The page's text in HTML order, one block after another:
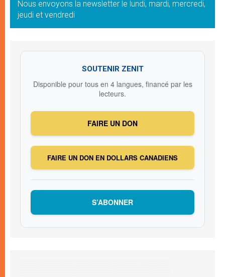
Nous envoyons la newsletter le lundi, mardi, mercredi,
jeudi et vendredi
SOUTENIR ZENIT
Disponible pour tous en 4 langues, financé par les
lecteurs.
FAIRE UN DON
FAIRE UN DON EN DOLLARS CANADIENS
S’ABONNER